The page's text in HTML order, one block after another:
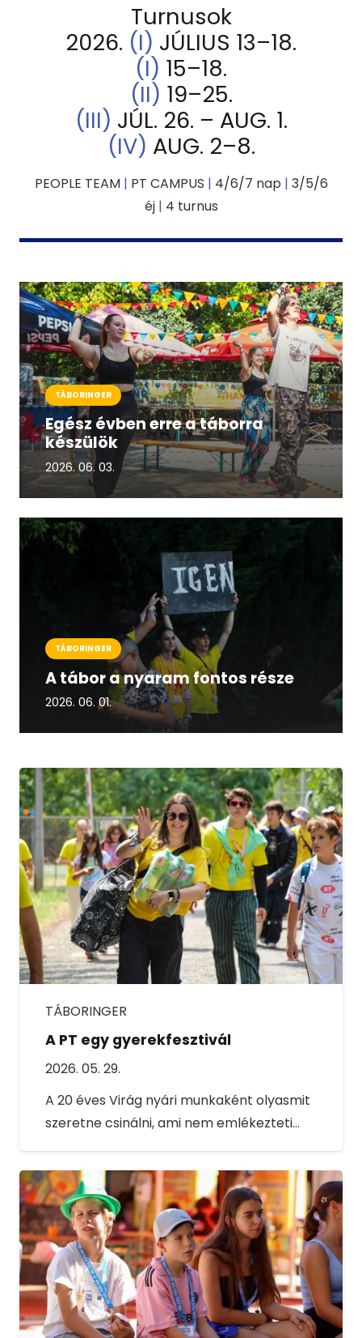
Turnusok
2026. (I) JÚLIUS 13–18.
(I) 15–18.
(II) 19–25.
(III) JÚL. 26. – AUG. 1.
(IV) AUG. 2–8.
PEOPLE TEAM | PT CAMPUS | 4/6/7 nap | 3/5/6
éj| 4 turnus
TÁBORINGER
Egész évben erre a táborra
készülök
2026. 06. 03.
TÁBORINGER
A tábor a nyaram fontos része
2026. 06. 01.
TÁBORINGER
A PT egy gyerekfesztivál
2026. 05. 29.
A 20 éves Virág nyári munkaként olyasmit
szeretne csinálni, ami nem emlékezteti…